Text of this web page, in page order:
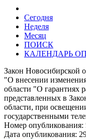
Сегодня
Неделя
Месяц
ПОИСК
КАЛЕНДАРЬ
Закон Новосибирской
"О внесении
области "О гарантиях
представленных в
области, при
государственными
Номер опубликования:
Дата опубликования: